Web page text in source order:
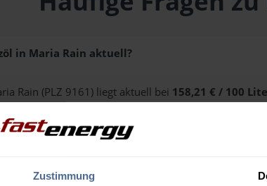
Zustimmung
in Maria Rain aktuell?
Rain (PLZ 9161) liegt aktuell bei 158,21 € / 100
für Ihre Wunschmenge erhalten Sie über unseren
in Maria Rain aus?